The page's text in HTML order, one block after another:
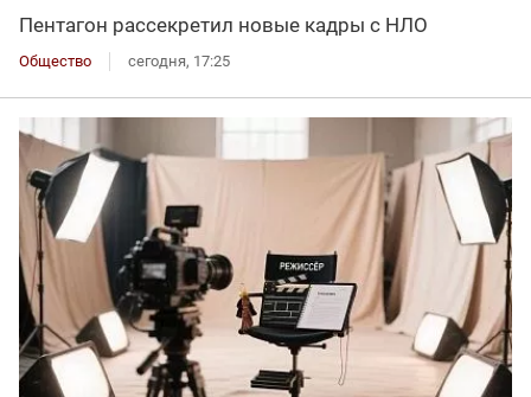
Пентагон рассекретил новые кадры с НЛО
Общество сегодня, 17:25